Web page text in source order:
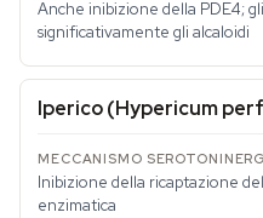
Anche inibizione della PDE4;
significativamente gli alcaloidi
Iperico (Hypericum
Inibizione della ricaptazione
enzimatica